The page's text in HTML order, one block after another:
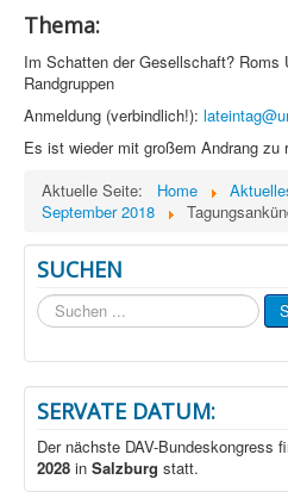
Thema:
Im Schatten der Gesellschaft? Roms
Randgruppen
Anmeldung (verbindlich!):
Es ist wieder mit großem Andrang zu
Aktuelle Seite:
Home
September 2018
SUCHEN
Suchen
...
SERVATE DATUM:
Der nächste DAV-Bundeskongress
2028 in Salzburg statt.